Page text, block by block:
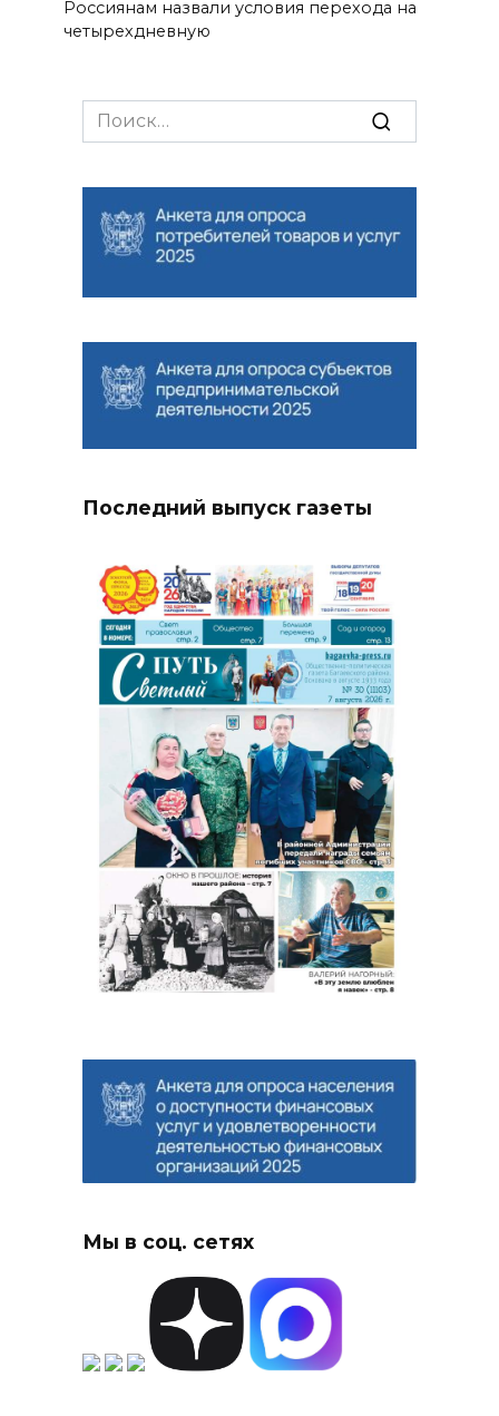
Россиянам назвали условия перехода на
четырехдневную
Search
for:
Последний выпуск газеты
Мы в соц. сетях